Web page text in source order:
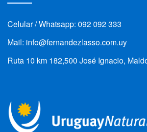
Celular / Whatsapp: 092 092 333
Mail: info@fernandezlasso.com.uy
Ruta 10 km 182,500 José Ignacio,